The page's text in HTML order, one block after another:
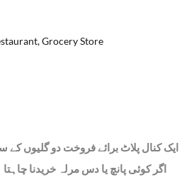
Grocery Store
ایک کنال پلاٹ برائے فروخت دو گلیوں کے
اگر کوئی پانچ یا دس مرلہ خریدنا